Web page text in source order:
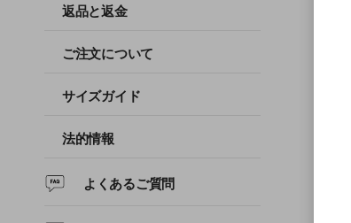
返品と返金
ご注文について
サイズガイド
法的情報
よくあるご質問
ストアのサービス